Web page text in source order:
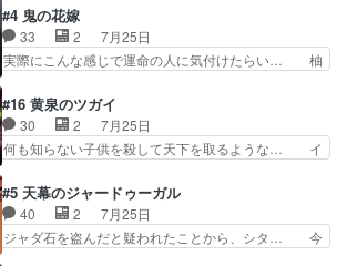
タ教育のせいで瑞佳がヒモカス… 伊万里ちゃんの
人前での苦手意識を抱えなが… 第４話をｄアニメ
ストアで視聴しました。視…
なはプリキュア仲間には自分が未来から… の活
躍、敵を圧倒ってのはおおよその流れだ… キュア
エクレール初変身＆初戦闘。プリキュ… キュアエ
クレールは強いが力を制御できない… キュアエク
ッコロで始まってちょっ… バカおもろいやん
www実質まどマギやんけ… しかも実質的にエク
レールが倒したビルであ…
#4 鬼の花嫁
33 2
7月25日
実際にこんな感じで運命の人に気付けたらい… 柚
の花嫁は一見すると甘い夢、理想の天国… 玲夜さ
んのご両親の登場ですこの世に数多い… 玲夜のお
父さんが石田彰だったことに驚きを… 主人公自分
の立場わかって無さすぎやしまた… ヨミツガと
子にも優しいし可愛いしこの… ユキノさんから玲
夜の父親の話で、そのイメ… あやかしの頂点に立
つ鬼龍院家の現当主が息…
#16 黄泉のツガイ
30 2
7月25日
何も知らない子供を殺して天下を取るような… イ
いバトル回の最後に、予想外の引きシン… これっ
て作者が描きたいのは"ユルの物語"… デラさんの
秘密がちょっとわかった回、正直… 左さんと刀持
ちさんが対決♪あとどこぞのじ… 何処も彼処も言
#5 天幕のジャードゥーガル
40 2
7月25日
ジャダ石を盗んだと疑われたことから、シタ… 今